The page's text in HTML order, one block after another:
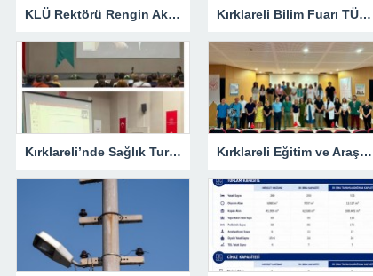
KLÜ Rektörü Rengin Ak, COP31 Akademi Lansmanına Katıldı Kırklareli Bilim Fuarı TÜBİTAK’ın Resmî Sayfasında
Kırklareli’nde Sağlık Turizmi Masaya Yatırıldı Kırklareli Eğitim ve Araştırma Hastanesi’nde Eğitim Planlaması Masaya Yatırıldı